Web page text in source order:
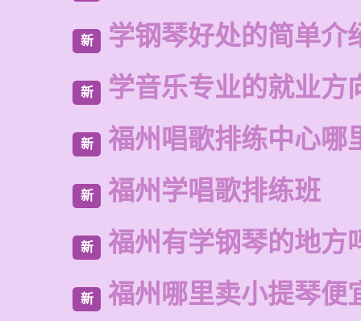
新 学钢琴好处的简单介
新 学音乐专业的就业方
新 福州唱歌排练中心哪
新 福州学唱歌排练班
新 福州有学钢琴的地方
新 福州哪里卖小提琴便